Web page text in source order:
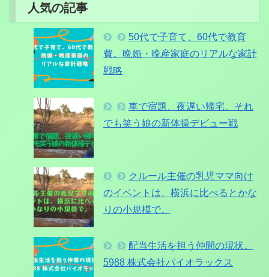
人気の記事
50代で子育て、60代で教育
費。晩婚・晩産家庭のリアルな家計
戦略
車で宿題、夜遅い帰宅。それ
でも笑う娘の新体操デビュー戦
クルール主催の乳児ママ向け
のイベントは、横浜に比べるとかな
りの小規模で。
配当生活を担う仲間の現状。
5988 株式会社パイオラックス